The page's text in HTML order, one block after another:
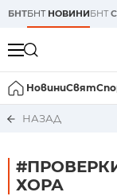
БНТБНТ НОВИНИБНТ
НовиниСвят
НАЗАД
ХОРА